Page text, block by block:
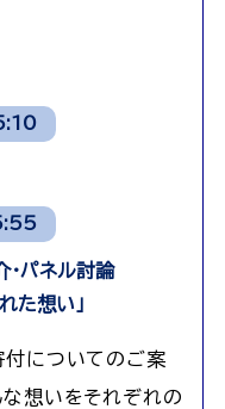
パネル討論
た想い」
付についてのご案
想いをそれぞれの